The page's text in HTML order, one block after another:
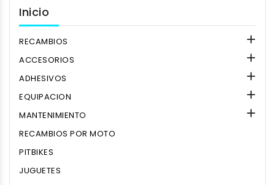
Inicio
RECAMBIOS 
ACCESORIOS 
ADHESIVOS 
EQUIPACION 
MANTENIMIENTO 
RECAMBIOS POR MOTO
PITBIKES
JUGUETES